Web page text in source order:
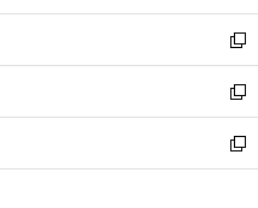
開
く
ウ
で
開
く
ン
ド
ウ
で
開
く
ウ
ィ
ン
ド
ウ
で
開
し
い
ウ
ィ
ン
ド
ウ
新
し
い
ウ
ィ
ン
新
し
い
ウ
新
し